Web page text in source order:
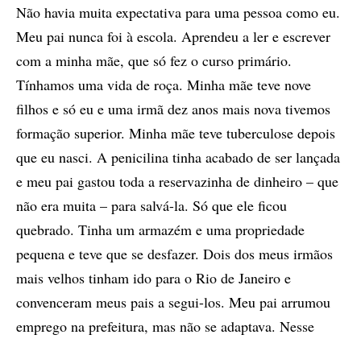
Não havia muita expectativa para uma pessoa como eu.
Meu pai nunca foi à escola. Aprendeu a ler e escrever
com a minha mãe, que só fez o curso primário.
Tínhamos uma vida de roça. Minha mãe teve nove
filhos e só eu e uma irmã dez anos mais nova tivemos
formação superior. Minha mãe teve tuberculose depois
que eu nasci. A penicilina tinha acabado de ser lançada
e meu pai gastou toda a reservazinha de dinheiro – que
não era muita – para salvá-la. Só que ele ficou
quebrado. Tinha um armazém e uma propriedade
pequena e teve que se desfazer. Dois dos meus irmãos
mais velhos tinham ido para o Rio de Janeiro e
convenceram meus pais a segui-los. Meu pai arrumou
emprego na prefeitura, mas não se adaptava. Nesse